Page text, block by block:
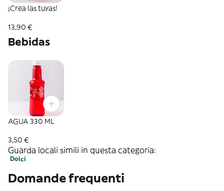
¡Crea las tuyas!
13,90 €
Bebidas
AGUA 330 ML
3,50 €
Guarda locali simili in questa categoria:
Dolci
Domande frequenti